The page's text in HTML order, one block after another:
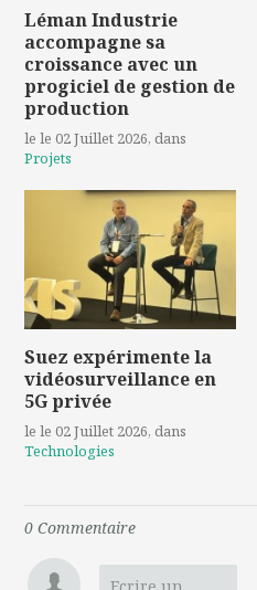
Léman Industrie
accompagne sa
croissance avec un
progiciel de gestion de
production
le le 02 Juillet 2026, dans
Projets
Suez expérimente la
vidéosurveillance en
5G privée
le le 02 Juillet 2026, dans
Technologies
0 Commentaire